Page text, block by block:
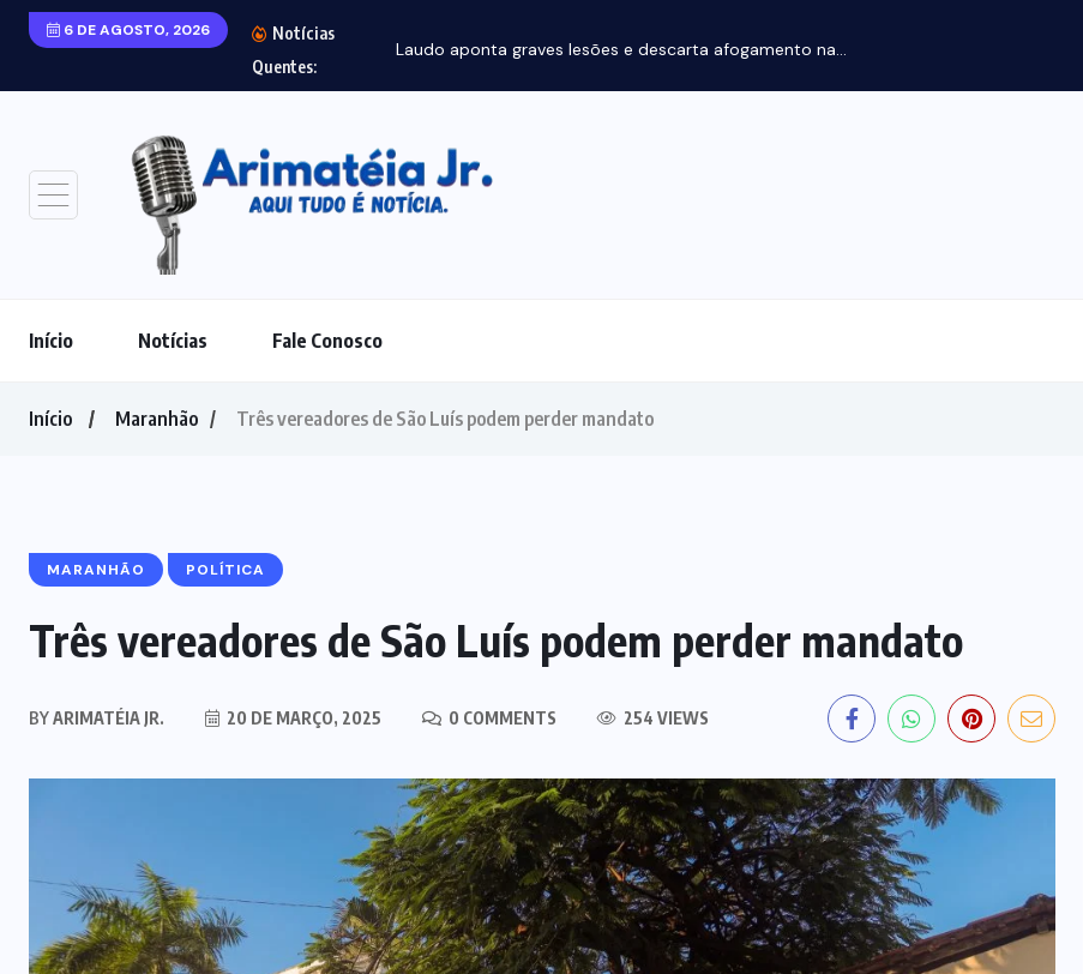
6 DE AGOSTO, 2026
Notícias
Quentes:
Laudo aponta graves lesões e descarta afogamento na...
Início Notícias Fale Conosco
Início Maranhão Três vereadores de São Luís podem perder mandato
MARANHÃO POLÍTICA
Três vereadores de São Luís podem perder mandato
BYARIMATÉIA JR. 20 DE MARÇO, 2025 0 COMMENTS 254 VIEWS
POLÍCIA TOCANTINS